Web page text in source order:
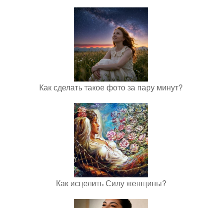
Как сделать такое фото за пару минут?
Как исцелить Силу женщины?